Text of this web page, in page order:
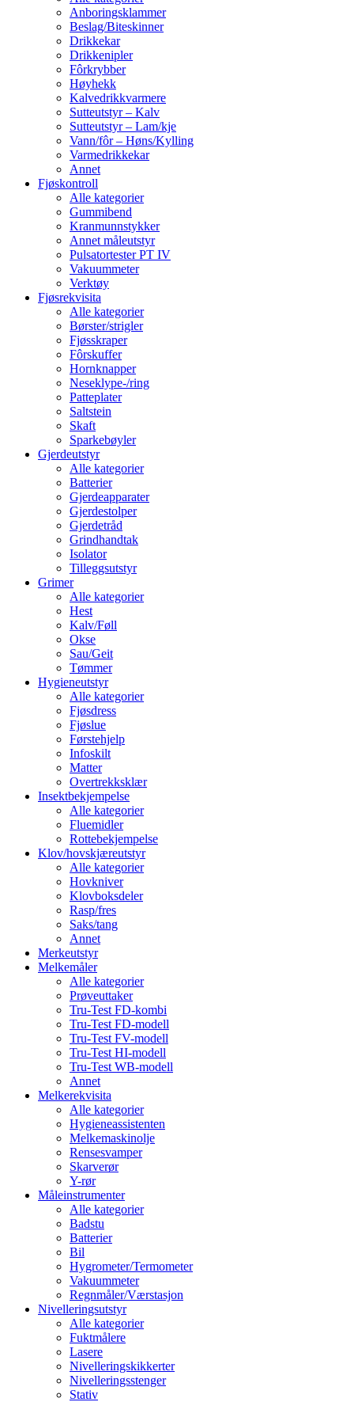
Anboringsklammer
Beslag/Biteskinner
Drikkekar
Drikkenipler
Fôrkrybber
Høyhekk
Kalvedrikkvarmere
Sutteutstyr – Kalv
Sutteutstyr – Lam/kje
Vann/fôr – Høns/Kylling
Varmedrikkekar
Annet
Fjøskontroll
Alle kategorier
Gummibend
Kranmunnstykker
Annet måleutstyr
Pulsatortester PT IV
Vakuummeter
Verktøy
Fjøsrekvisita
Alle kategorier
Børster/strigler
Fjøsskraper
Fôrskuffer
Hornknapper
Neseklype-/ring
Patteplater
Saltstein
Skaft
Sparkebøyler
Gjerdeutstyr
Alle kategorier
Batterier
Gjerdeapparater
Gjerdestolper
Gjerdetråd
Grindhandtak
Isolator
Tilleggsutstyr
Grimer
Alle kategorier
Hest
Kalv/Føll
Okse
Sau/Geit
Tømmer
Hygieneutstyr
Alle kategorier
Fjøsdress
Fjøslue
Førstehjelp
Infoskilt
Matter
Overtrekksklær
Insektbekjempelse
Alle kategorier
Fluemidler
Rottebekjempelse
Klov/hovskjæreutstyr
Alle kategorier
Hovkniver
Klovboksdeler
Rasp/fres
Saks/tang
Annet
Merkeutstyr
Melkemåler
Alle kategorier
Prøveuttaker
Tru-Test FD-kombi
Tru-Test FD-modell
Tru-Test FV-modell
Tru-Test HI-modell
Tru-Test WB-modell
Annet
Melkerekvisita
Alle kategorier
Hygieneassistenten
Melkemaskinolje
Rensesvamper
Skarverør
Y-rør
Måleinstrumenter
Alle kategorier
Badstu
Batterier
Bil
Hygrometer/Termometer
Vakuummeter
Regnmåler/Værstasjon
Nivelleringsutstyr
Alle kategorier
Fuktmålere
Lasere
Nivelleringskikkerter
Nivelleringsstenger
Stativ